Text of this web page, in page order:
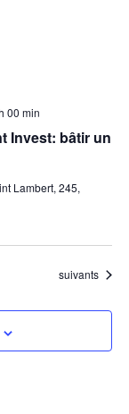
Invest: bâtir un
00 min
Lambert, 245,
Évènements
suivants